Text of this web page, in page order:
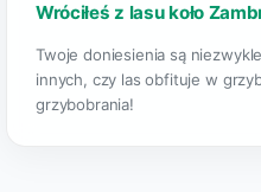
Wróciłeś z lasu koło
Twoje doniesienia są
innych, czy las obfituje w
grzybobrania!